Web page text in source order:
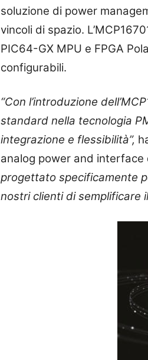
soluzione di power
vincoli di spazio.
PIC64-GX MPU e FPGA
configurabili.
“Con l’introduzione dell’
standard nella tecnologia
integrazione e flessibilità”,
analog power and interface
progettato specificamente
nostri clienti di semplificare